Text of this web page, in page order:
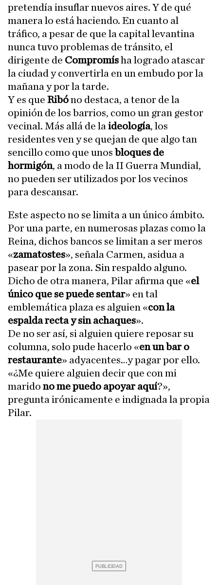
pretendía insuflar nuevos aires. Y de qué
manera lo está haciendo. En cuanto al
tráfico, a pesar de que la capital levantina
nunca tuvo problemas de tránsito, el
dirigente de Compromísha logrado atascar
la ciudad y convertirla en un embudo por la
mañana y por la tarde.
Y es que Ribóno destaca, a tenor de la
opinión de los barrios, como un gran gestor
vecinal. Más allá de la ideología, los
residentes ven y se quejan de que algo tan
sencillo como que unos bloques de
hormigón, a modo de la II Guerra Mundial,
no pueden ser utilizados por los vecinos
para descansar.
Este aspecto no se limita a un único ámbito.
Por una parte, en numerosas plazas como la
Reina, dichos bancos se limitan a ser meros
«zamatostes», señala Carmen, asidua a
pasear por la zona. Sin respaldo alguno.
Dicho de otra manera, Pilar afirma que «el
único que se puede sentar» en tal
emblemática plaza es alguien «con la
espalda recta y sin achaques».
De no ser así, si alguien quiere reposar su
columna, solo pude hacerlo «en un bar o
restaurante» adyacentes…y pagar por ello.
«¿Me quiere alguien decir que con mi
marido no me puedo apoyar aquí?»,
pregunta irónicamente e indignada la propia
Pilar.